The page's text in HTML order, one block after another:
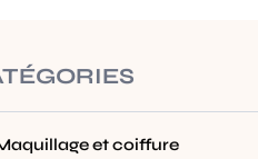
et coiffure